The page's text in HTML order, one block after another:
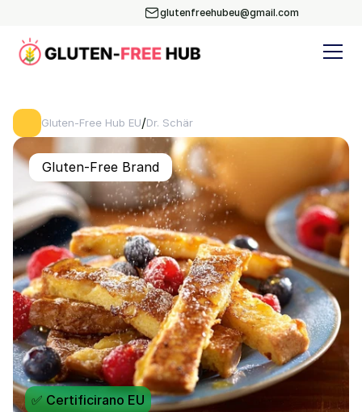
glutenfreehubeu@gmail.com
Gluten-Free Hub EU/Dr. Schär
Gluten-Free Brand
✅ Certificirano EU